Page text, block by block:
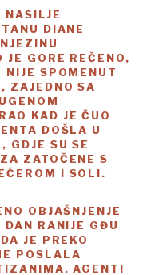
DIANE
GORE REČENO,
SPOMENUT
ZAJEDNO SA
KAD JE ČUO
DOŠLA U
GDJE SU SE
ZATOČENE S
I SOLI.
OBJAŠNJENJE
RANIJE GĐU
JE PREKO
POSLALA
AGENTI